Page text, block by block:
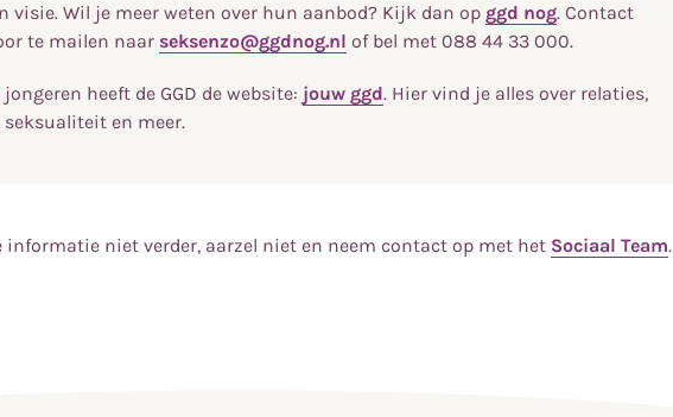
visie. Wil je meer weten over hun aanbod? Kijk dan op ggd nog. Contact
te mailen naar seksenzo@ggdnog.nl of bel met 088 44 33 000.
heeft de GGD de website: jouw ggd. Hier vind je alles over relaties,
seksualiteit en meer.
informatie niet verder, aarzel niet en neem contact op met het Sociaal Team.